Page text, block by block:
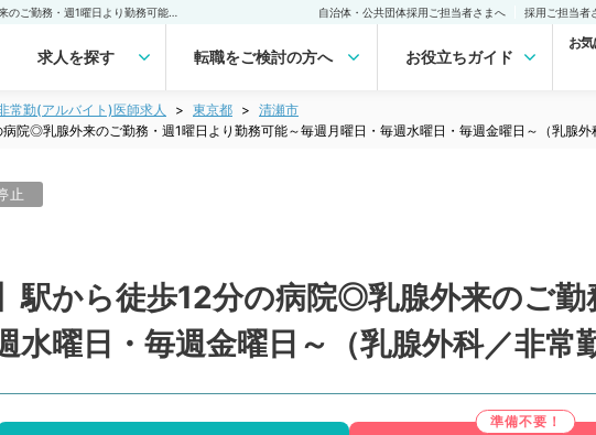
自治体・公共団体採用ご担当者さまへ 採用ご担当者
求人を探す 転職をご検討の方へ お役立ちガイド
お
常勤(アルバイト)医師求人 東京都
清瀬市
病院◎乳腺外来のご勤務・週1曜日より勤務可能～毎週月曜日・毎週水曜日・毎週金曜日～（乳腺
止
駅から徒歩12分の病院◎乳腺外来のご
水曜日・毎週金曜日～（乳腺外科／非常